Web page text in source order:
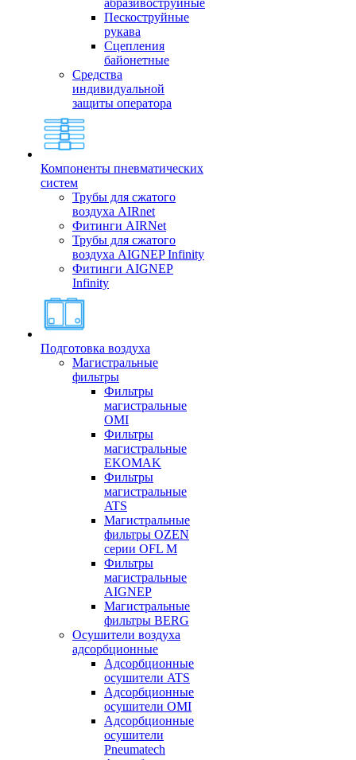
абразивоструйные
Пескоструйные
рукава
Сцепления
байонетные
Средства
индивидуальной
защиты оператора
Компоненты пневматических
систем
Трубы для сжатого
воздуха AIRnet
Фитинги AIRNet
Трубы для сжатого
воздуха AIGNEP Infinity
Фитинги AIGNEP
Infinity
Подготовка воздуха
Магистральные
фильтры
Фильтры
магистральные
OMI
Фильтры
магистральные
EKOMAK
Фильтры
магистральные
ATS
Магистральные
фильтры OZEN
серии OFL M
Фильтры
магистральные
AIGNEP
Магистральные
фильтры BERG
Осушители воздуха
адсорбционные
Адсорбционные
осушители ATS
Адсорбционные
осушители OMI
Адсорбционные
осушители
Pneumatech